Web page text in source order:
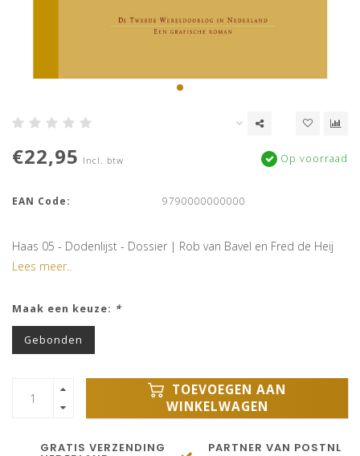
€22,95 Incl. btw Op voorraad
EAN Code: 9790000000000
Haas 05 - Dodenlijst - Dossier | Rob van Bavel en Fred de Heij
Lees meer..
Maak een keuze: *
Gebonden
TOEVOEGEN AAN
WINKELWAGEN
GRATIS VERZENDING PARTNER VAN POSTNL